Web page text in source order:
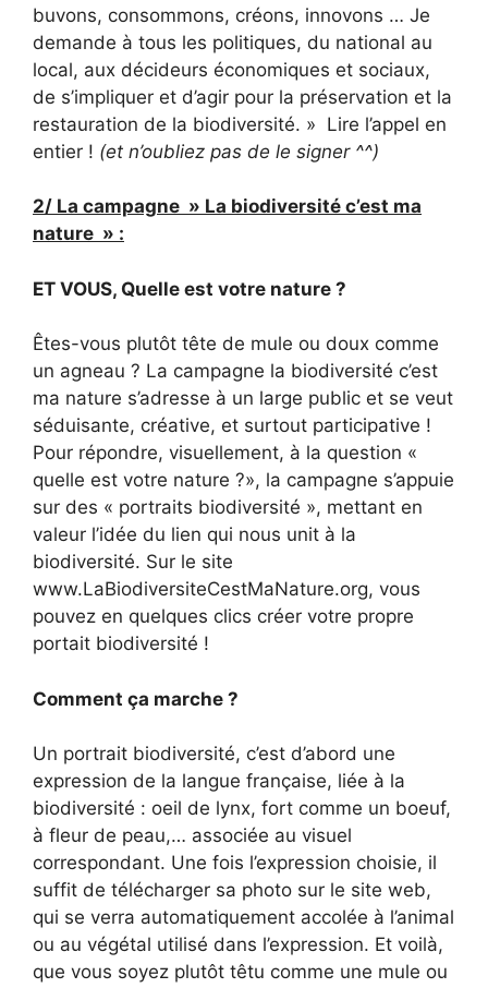
buvons, consommons, créons, innovons … Je
demande à tous les politiques, du national au
local, aux décideurs économiques et sociaux,
de s’impliquer et d’agir pour la préservation et la
restauration de la biodiversité. » Lire l’appel en
entier ! (et n’oubliez pas de le signer ^^)
2/ La campagne » La biodiversité c’est ma
nature » :
ET VOUS, Quelle est votre nature ?
Êtes-vous plutôt tête de mule ou doux comme
un agneau ? La campagne la biodiversité c’est
ma nature s’adresse à un large public et se veut
séduisante, créative, et surtout participative !
Pour répondre, visuellement, à la question «
quelle est votre nature ?», la campagne s’appuie
sur des « portraits biodiversité », mettant en
valeur l’idée du lien qui nous unit à la
biodiversité. Sur le site
www.LaBiodiversiteCestMaNature.org, vous
pouvez en quelques clics créer votre propre
portait biodiversité !
Comment ça marche ?
Un portrait biodiversité, c’est d’abord une
expression de la langue française, liée à la
biodiversité : oeil de lynx, fort comme un boeuf,
à fleur de peau,… associée au visuel
correspondant. Une fois l’expression choisie, il
suffit de télécharger sa photo sur le site web,
qui se verra automatiquement accolée à l’animal
ou au végétal utilisé dans l’expression. Et voilà,
que vous soyez plutôt têtu comme une mule ou